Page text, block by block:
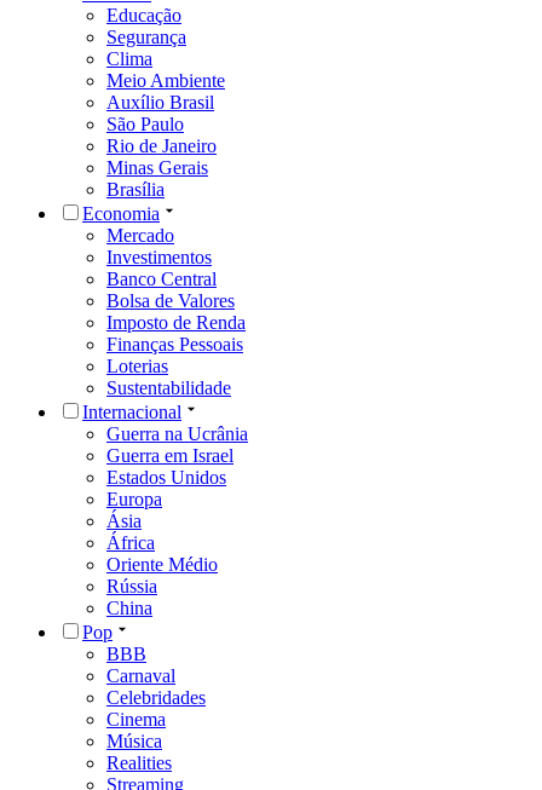
Educação
Segurança
Clima
Meio Ambiente
Auxílio Brasil
São Paulo
Rio de Janeiro
Minas Gerais
Brasília
Economia
Mercado
Investimentos
Banco Central
Bolsa de Valores
Imposto de Renda
Finanças Pessoais
Loterias
Sustentabilidade
Internacional
Guerra na Ucrânia
Guerra em Israel
Estados Unidos
Europa
Ásia
África
Oriente Médio
Rússia
China
Pop
BBB
Carnaval
Celebridades
Cinema
Música
Realities
Streaming